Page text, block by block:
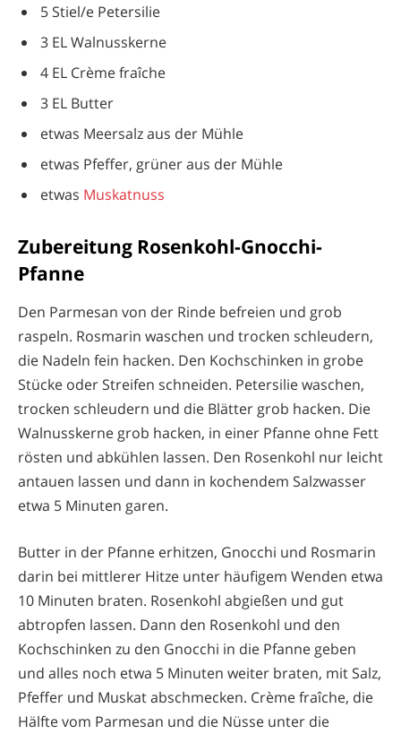
5 Stiel/e Petersilie
3 EL Walnusskerne
4 EL Crème fraîche
3 EL Butter
etwas Meersalz aus der Mühle
etwas Pfeffer, grüner aus der Mühle
etwas Muskatnuss
Zubereitung Rosenkohl-Gnocchi-
Pfanne
Den Parmesan von der Rinde befreien und grob
raspeln. Rosmarin waschen und trocken schleudern,
die Nadeln fein hacken. Den Kochschinken in grobe
Stücke oder Streifen schneiden. Petersilie waschen,
trocken schleudern und die Blätter grob hacken. Die
Walnusskerne grob hacken, in einer Pfanne ohne Fett
rösten und abkühlen lassen. Den Rosenkohl nur leicht
antauen lassen und dann in kochendem Salzwasser
etwa 5 Minuten garen.
Butter in der Pfanne erhitzen, Gnocchi und Rosmarin
darin bei mittlerer Hitze unter häufigem Wenden etwa
10 Minuten braten. Rosenkohl abgießen und gut
abtropfen lassen. Dann den Rosenkohl und den
Kochschinken zu den Gnocchi in die Pfanne geben
und alles noch etwa 5 Minuten weiter braten, mit Salz,
Pfeffer und Muskat abschmecken. Crème fraîche, die
Hälfte vom Parmesan und die Nüsse unter die